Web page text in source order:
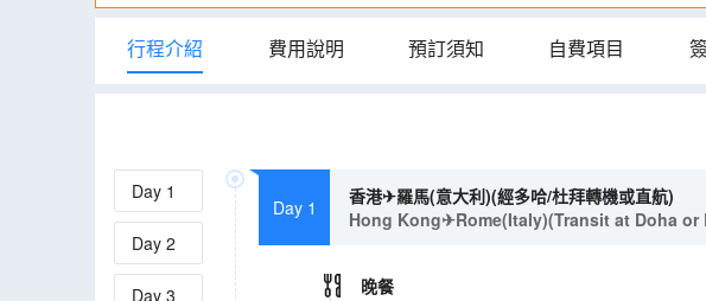
行程介紹 費用說明 預訂須知 自費項目
Day 1
Day 2
Day 3
Day 1
香港✈羅馬(意大利)(經多哈/杜拜轉機或直航)
Hong Kong✈Rome(Italy)(Transit at Doha or
晚餐